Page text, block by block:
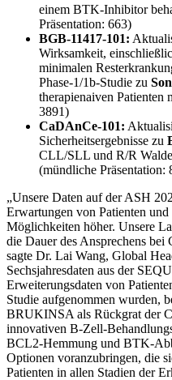
einem BTK-Inhibitor
Präsentation: 663)
BGB-11417-101:
Wirksamkeit,
minimalen
Phase-1/1b-Studie zu
therapienaiven Patienten
3891)
CaDAnCe-101:
Sicherheitsergebnisse zu
CLL/SLL und R/R
(mündliche Präsentation:
„Unsere Daten auf der ASH
Erwartungen von Patienten
Möglichkeiten höher. Unsere
die Dauer des Ansprechens
sagte Dr. Lai Wang, Global
Sechsjahresdaten aus der
Erweiterungsdaten von
Studie aufgenommen wurden,
BRUKINSA als Rückgrat der
innovativen B-Zell-
BCL2-Hemmung und BTK-
Optionen voranzubringen, die
Patienten in allen Stadien der